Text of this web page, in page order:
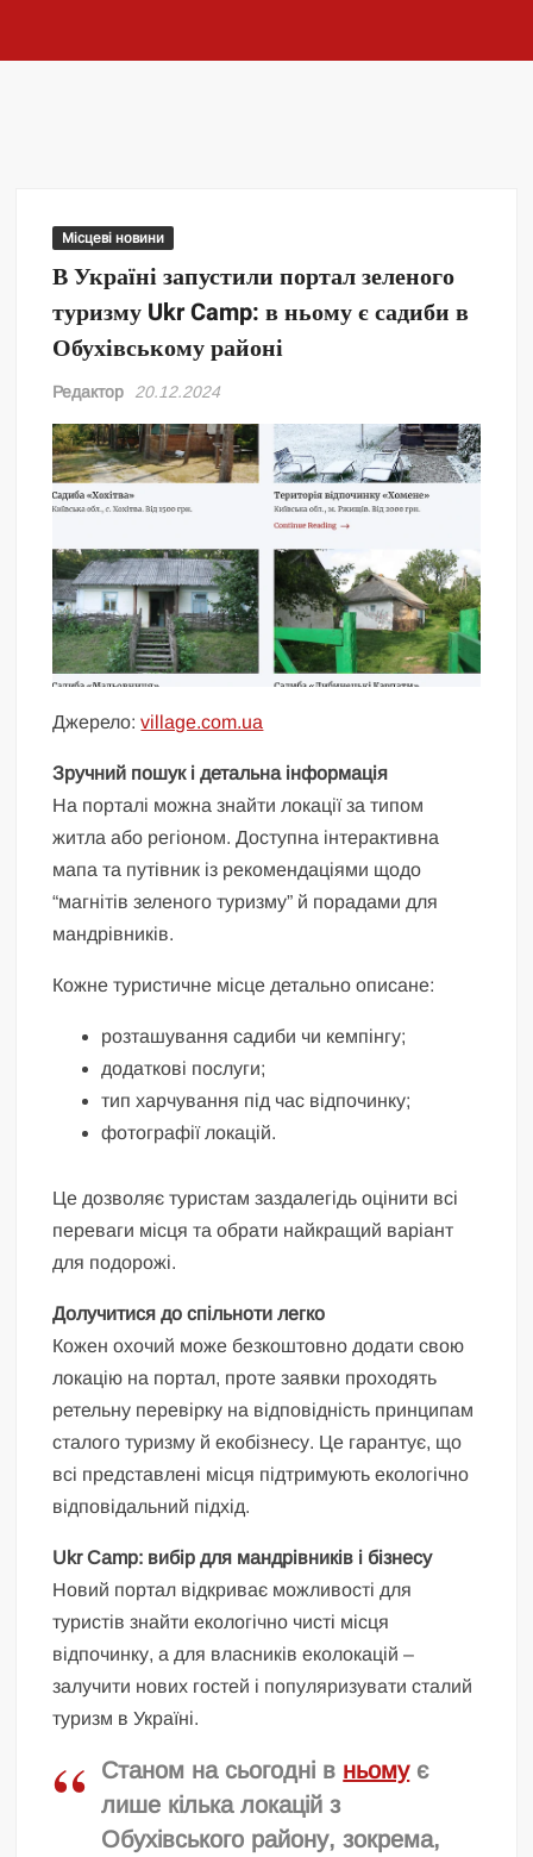
Місцеві новини
В Україні запустили портал зеленого
туризму Ukr Camp: в ньому є садиби в
Обухівському районі
Редактор 20.12.2024
Джерело:village.com.ua
Зручний пошук і детальна інформація
На порталі можна знайти локації за типом
житла або регіоном. Доступна інтерактивна
мапа та путівник із рекомендаціями щодо
“магнітів зеленого туризму” й порадами для
мандрівників.
Кожне туристичне місце детально описане:
розташування садиби чи кемпінгу;
додаткові послуги;
тип харчування під час відпочинку;
фотографії локацій.
Це дозволяє туристам заздалегідь оцінити всі
переваги місця та обрати найкращий варіант
для подорожі.
Долучитися до спільноти легко
Кожен охочий може безкоштовно додати свою
локацію на портал, проте заявки проходять
ретельну перевірку на відповідність принципам
сталого туризму й екобізнесу. Це гарантує, що
всі представлені місця підтримують екологічно
відповідальний підхід.
Ukr Camp: вибір для мандрівників і бізнесу
Новий портал відкриває можливості для
туристів знайти екологічно чисті місця
відпочинку, а для власників еколокацій –
залучити нових гостей і популяризувати сталий
туризм в Україні.
Станом на сьогодні в ньомує
лише кілька локацій з
Обухівського району, зокрема,